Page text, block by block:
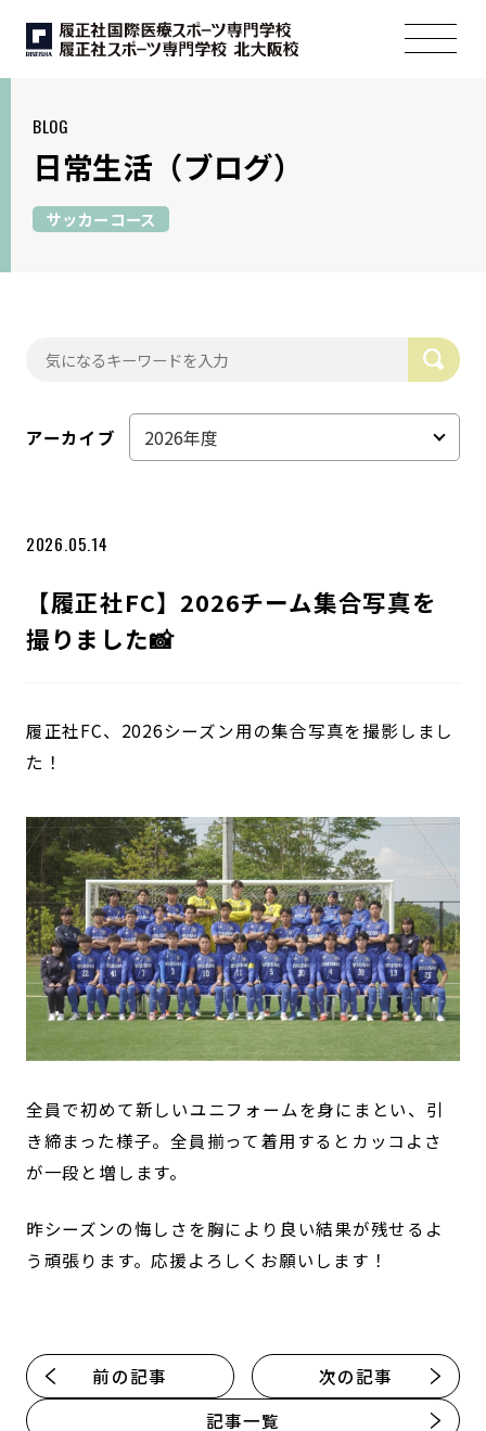
BLOG
日常生活 （ブログ）
サッカーコース
アーカイブ
2026.05.14
【履正社FC】2026チーム集合写真を
撮りました📸
履正社FC、2026シーズン用の集合写真を撮影しまし
た！
全員で初めて新しいユニフォームを身にまとい、引
き締まった様子。全員揃って着用するとカッコよさ
が一段と増します。
昨シーズンの悔しさを胸により良い結果が残せるよ
う頑張ります。応援よろしくお願いします！
前の記事
記事一覧
次の記事